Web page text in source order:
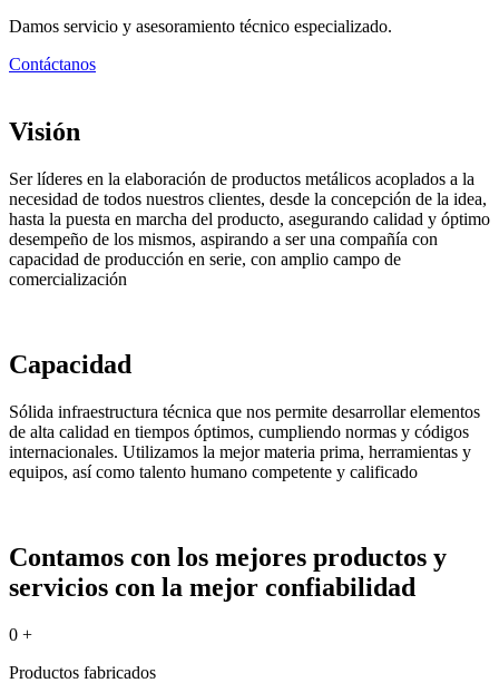
Damos servicio y asesoramiento técnico especializado.
Contáctanos
Visión
Ser líderes en la elaboración de productos metálicos acoplados a la
necesidad de todos nuestros clientes, desde la concepción de la idea,
hasta la puesta en marcha del producto, asegurando calidad y óptimo
desempeño de los mismos, aspirando a ser una compañía con
capacidad de producción en serie, con amplio campo de
comercialización
Capacidad
Sólida infraestructura técnica que nos permite desarrollar elementos
de alta calidad en tiempos óptimos, cumpliendo normas y códigos
internacionales. Utilizamos la mejor materia prima, herramientas y
equipos, así como talento humano competente y calificado
Contamos con los mejores productos y
servicios con la mejor confiabilidad
0 +
Productos fabricados